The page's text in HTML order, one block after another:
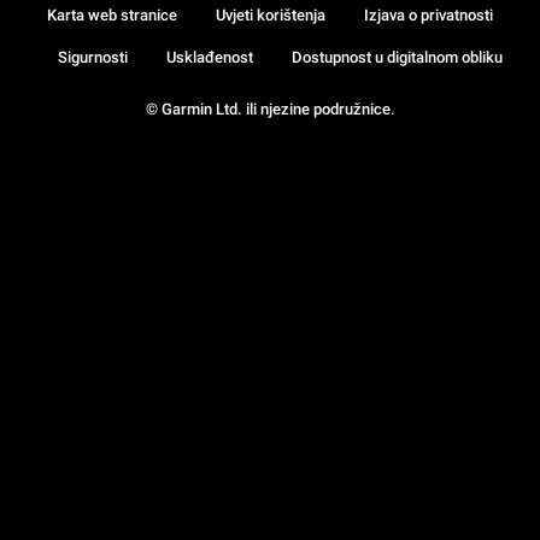
© Garmin Ltd. ili njezine podružnice.
Karta web stranice Uvjeti korištenja Izjava o privatnosti
Sigurnosti Usklađenost Dostupnost u digitalnom obliku